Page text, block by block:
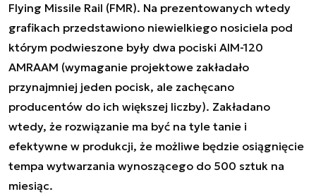
Flying Missile Rail (FMR). Na prezentowanych wtedy
grafikach przedstawiono niewielkiego nosiciela pod
którym podwieszone były dwa pociski AIM-120
AMRAAM (wymaganie projektowe zakładało
przynajmniej jeden pocisk, ale zachęcano
producentów do ich większej liczby). Zakładano
wtedy, że rozwiązanie ma być na tyle tanie i
efektywne w produkcji, że możliwe będzie osiągnięcie
tempa wytwarzania wynoszącego do 500 sztuk na
miesiąc.